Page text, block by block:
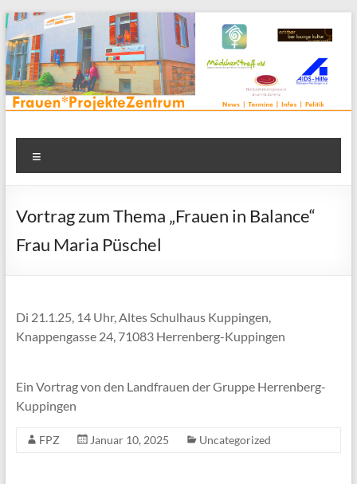
Zum
Inhalt
springen
Frauenprojektehaus wird
FrauenProjekteZentrum
Frauen* | Mädchen* | Projekte | Beratung | Veranstaltungen |
in einem Zentrum | Räume für alle | Projektarbeit | Begegnung
Vortrag zum Thema „Frauen in Balance“
Frau Maria Püschel
Di 21.1.25, 14 Uhr, Altes Schulhaus Kuppingen,
Knappengasse 24, 71083 Herrenberg-Kuppingen
Ein Vortrag von den Landfrauen der Gruppe Herrenberg-
Kuppingen
FPZ Januar 10, 2025 Uncategorized